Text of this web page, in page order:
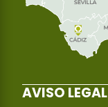
AVISO LEGAL